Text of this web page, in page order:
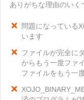
ありがちな理由のいく
問題になっている
います
ファイルが完全に
からもう一度ファ
ファイルをもう一